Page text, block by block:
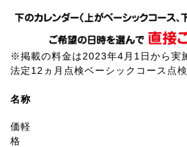
※掲載の料金は2023年4月1日から実
法定12ヵ月点検ベーシックコース 点
名称
価
格
軽